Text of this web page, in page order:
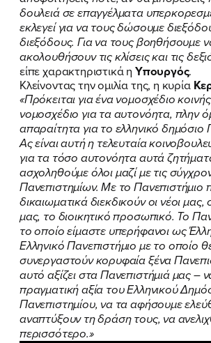
FB IN TW YT LN VB
δουλειά σε επαγγέλματα
εκλεγεί για να τους δώσουμε
διεξόδους. Για να τους βοηθήσουμε
ακολουθήσουν τις κλίσεις και τις
είπε χαρακτηριστικά η Υπουργός.
Κλείνοντας την ομιλία της, η κυρία
«Πρόκειται για ένα νομοσχέδιο
νομοσχέδιο για τα αυτονόητα, πλην
απαραίτητα για το ελληνικό δημόσιο
Ας είναι αυτή η τελευταία
για τα τόσο αυτονόητα αυτά
ασχοληθούμε όλοι μαζί με τις
Πανεπιστημίων. Με το Πανεπιστήμιο
δικαιωματικά διεκδικούν οι νέοι μας,
μας, το διοικητικό προσωπικό. Το
το οποίο είμαστε υπερήφανοι ως
Ελληνικό Πανεπιστήμιο με το οποίο
συνεργαστούν κορυφαία ξένα
αυτό αξίζει στα Πανεπιστήμιά μας –
πραγματική αξία του Ελληνικού
Πανεπιστημίου, να τα αφήσουμε
αναπτύξουν τη δράση τους, να
περισσότερο.»